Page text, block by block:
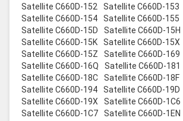
Satellite C660D-152
Satellite C660D-153
Satellite C660D-154
Satellite C660D-155
Satellite C660D-15D
Satellite C660D-15H
Satellite C660D-15K
Satellite C660D-15X
Satellite C660D-15Z
Satellite C660D-169
Satellite C660D-16Q
Satellite C660D-181
Satellite C660D-18C
Satellite C660D-18F
Satellite C660D-194
Satellite C660D-19D
Satellite C660D-19X
Satellite C660D-1C6
Satellite C660D-1C7
Satellite C660D-1EN